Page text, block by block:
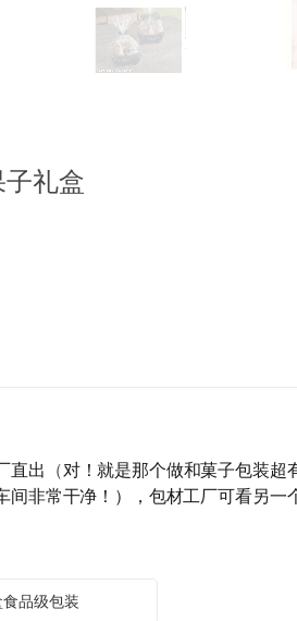
礼盒
直出 （对！就是那个做和菓子包装超
间非常干净！），包材工厂可看另
食品级包装